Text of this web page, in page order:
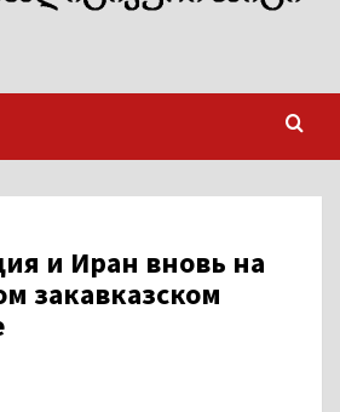
и Иран вновь на
закавказском